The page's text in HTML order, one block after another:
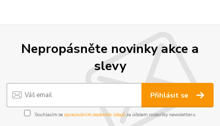
Nepropásněte novinky akce a
slevy
Přihlásit se
Souhlasím se zpracováním osobních údajůza účelem rozesílky newsletteru.